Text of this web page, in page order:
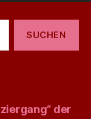
der